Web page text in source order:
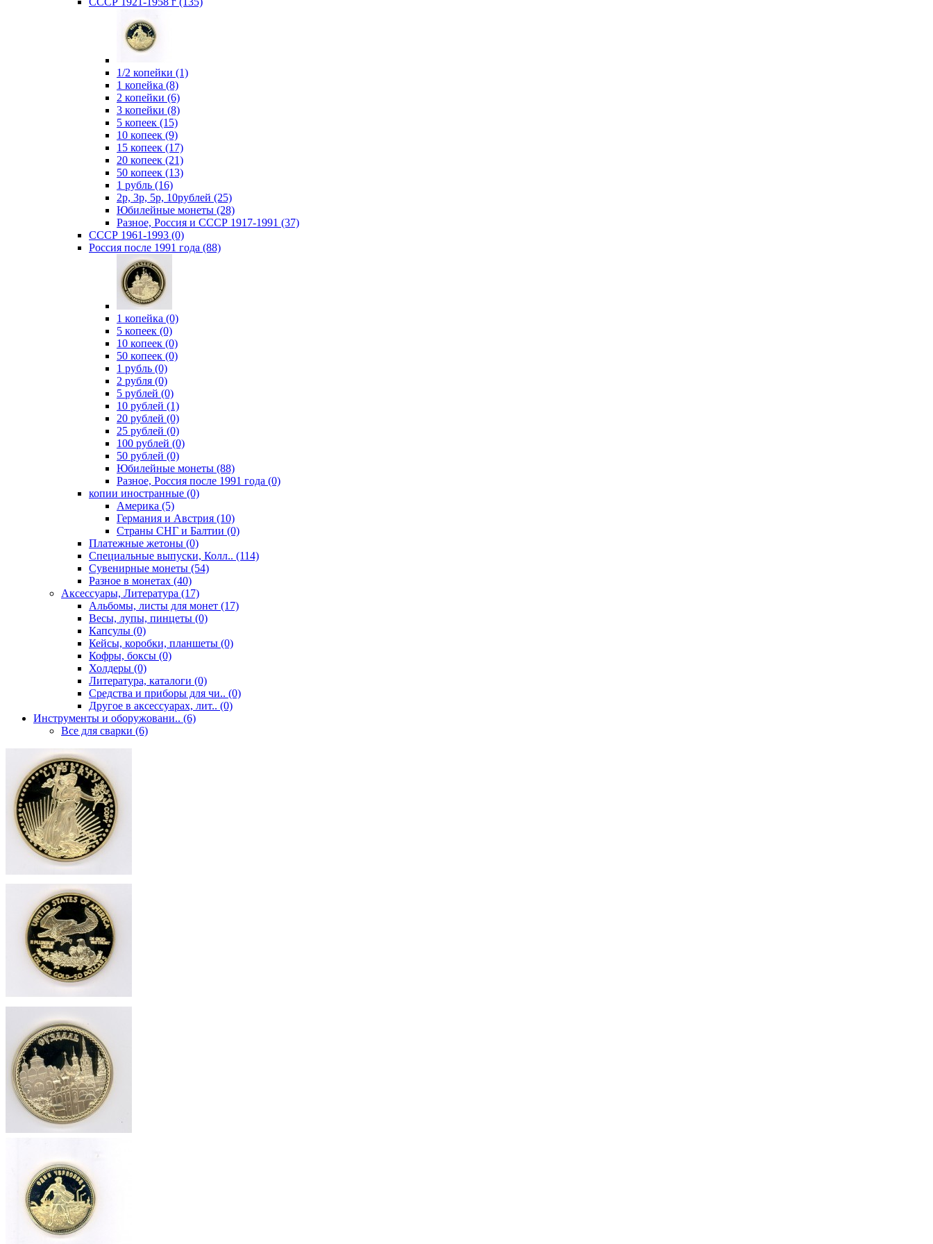
1/2 копейки (1)
1 копейка (8)
2 копейки (6)
3 копейки (8)
5 копеек (15)
10 копеек (9)
15 копеек (17)
20 копеек (21)
50 копеек (13)
1 рубль (16)
2р, 3р, 5р, 10рублей (25)
Юбилейные монеты (28)
Разное, Россия и СССР 1917-1991 (37)
СССР 1961-1993 (0)
Россия после 1991 года (88)
1 копейка (0)
5 копеек (0)
10 копеек (0)
50 копеек (0)
1 рубль (0)
2 рубля (0)
5 рублей (0)
10 рублей (1)
20 рублей (0)
25 рублей (0)
100 рублей (0)
50 рублей (0)
Юбилейные монеты (88)
Разное, Россия после 1991 года (0)
копии иностранные (0)
Америка (5)
Германия и Австрия (10)
Страны СНГ и Балтии (0)
Платежные жетоны (0)
Специальные выпуски, Колл.. (114)
Сувенирные монеты (54)
Разное в монетах (40)
Аксессуары, Литература (17)
Альбомы, листы для монет (17)
Весы, лупы, пинцеты (0)
Капсулы (0)
Кейсы, коробки, планшеты (0)
Кофры, боксы (0)
Холдеры (0)
Литература, каталоги (0)
Средства и приборы для чи.. (0)
Другое в аксессуарах, лит.. (0)
Инструменты и оборужовани.. (6)
Все для сварки (6)